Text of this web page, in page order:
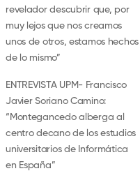
revelador descubrir que, por
muy lejos que nos creamos
unos de otros, estamos hechos
de lo mismo”
ENTREVISTA UPM- Francisco
Javier Soriano Camino:
“Montegancedo alberga al
centro decano de los estudios
universitarios de Informática
en España”